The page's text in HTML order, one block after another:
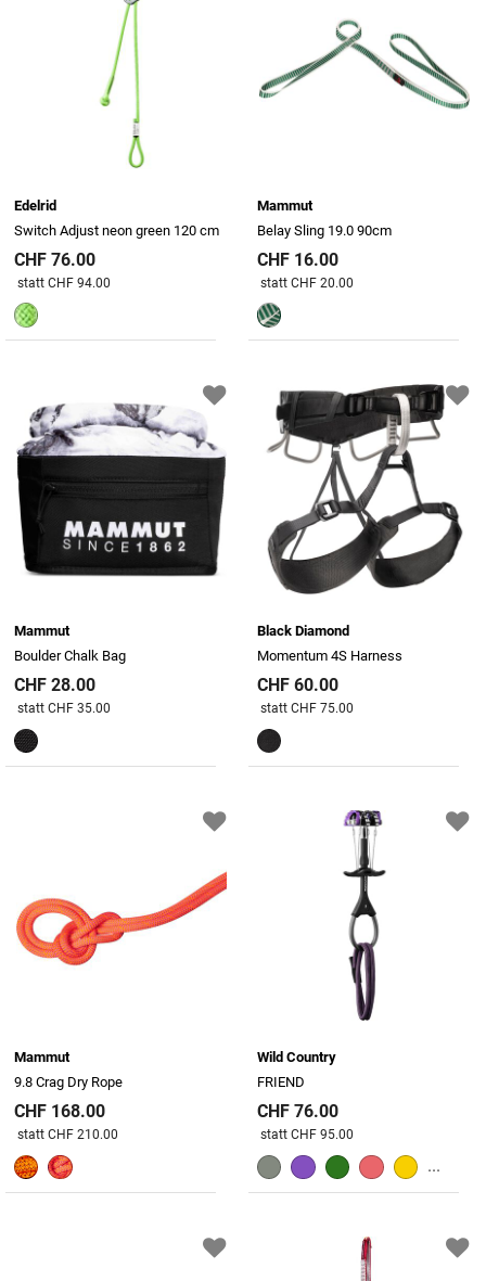
Edelrid
Switch Adjust neon green 120 cm
CHF 76.00
Preis reduziert von
statt CHF 94.00
Mammut
Belay Sling 19.0 90cm
CHF 16.00
Preis reduziert von
statt CHF 20.00
Mammut
Boulder Chalk Bag
CHF 28.00
Preis reduziert von
statt CHF 35.00
Black Diamond
Momentum 4S Harness
CHF 60.00
Preis reduziert von
statt CHF 75.00
Mammut
9.8 Crag Dry Rope
CHF 168.00
Preis reduziert von
statt CHF 210.00
Wild Country
FRIEND
CHF 76.00
Preis reduziert von
statt CHF 95.00
...